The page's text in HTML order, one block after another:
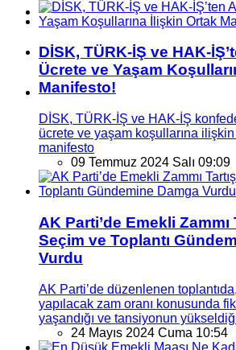
DİSK, TÜRK-İŞ ve HAK-
Ücrete ve Yaşam
Manifesto!
DİSK, TÜRK-İŞ ve HAK-İŞ
ücrete ve yaşam koşullarına
manifesto
09 Temmuz 2024 Salı 09:09
AK Parti’de Emekli Zammı
Seçim ve Toplantı
Vurdu
AK Parti’de düzenlenen
yapılacak zam oranı konusunda
yaşandığı ve tansiyonun
24 Mayıs 2024 Cuma 10:54